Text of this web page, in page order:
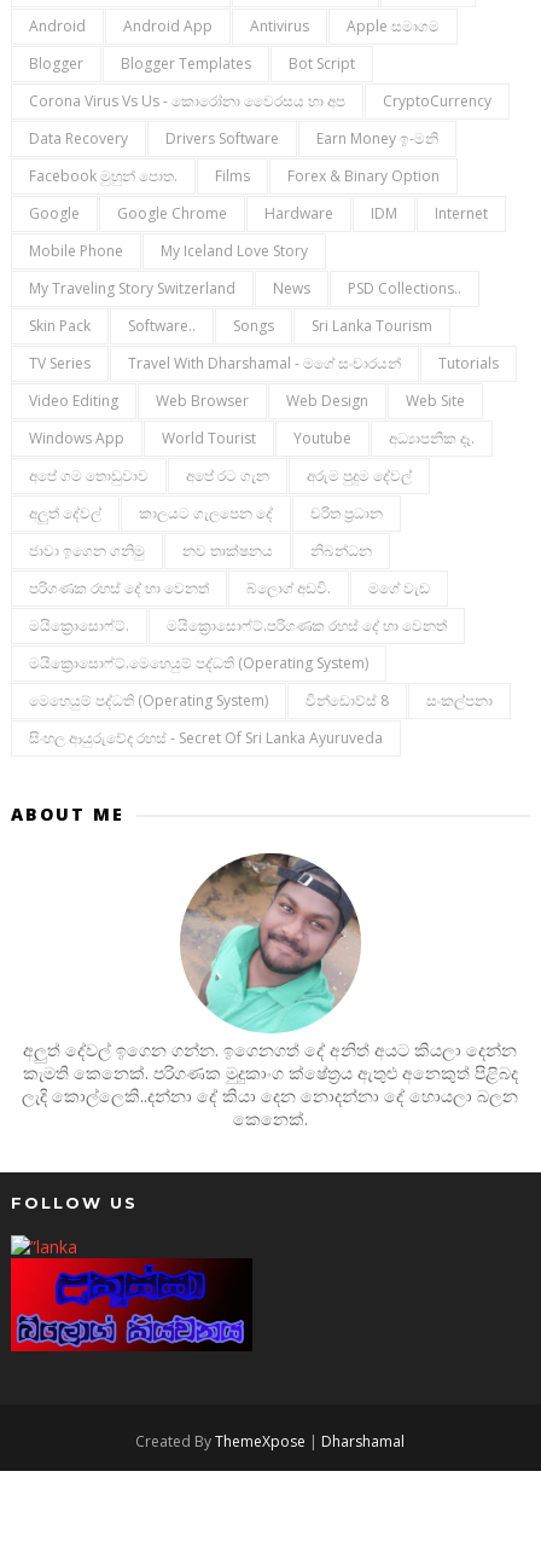
Android
Android App Antivirus
Apple සමාගම
Blogger
Blogger Templates
Bot Script
Corona Virus Vs Us - කොරෝනා වෛරසය හා අප
CryptoCurrency
Data Recovery
Drivers Software
Earn Money ඉ-මනි
Facebook මුහුන් පොත.
Films
Forex & Binary Option
Google
Google Chrome Hardware IDM
Internet
Mobile Phone
My Iceland Love Story
My Traveling Story Switzerland
News
PSD Collections..
Skin Pack
Software.. Songs
Sri Lanka Tourism
TV Series
Travel With Dharshamal - මගේ සංචාරයන්
Tutorials
Video Editing
Web Browser Web Design
Web Site
Windows App
World Tourist Youtube
අධ්‍යාපනික දෑ.
අපේ ගම තොඩුවාව
අපේ රට ගැන
අරුම පුදුම දේවල්
අලුත් දේවල්
කාලයට ගැලපෙන දේ
චරිත ප්‍රධාන
ජාවා ඉගෙන ගනිමු
නව තාක්ෂනය
නිබන්ධන
පරිගණක රහස් දේ හා වෙනත්
බ්ලොග් අඩවි.
මගේ වැඩ
මයික්‍රොසොෆ්ට්.
මයික්‍රොසොෆ්ට්.පරිගණක රහස් දේ හා වෙනත්
මයික්‍රොසොෆ්ට්.මෙහෙයුම් පද්ධති (operating System)
මෙහෙයුම් පද්ධති (operating System)
වින්ඩොව්ස් 8
සංකල්පනා
සිංහල ආයුරුවේද රහස් - Secret Of Sri Lanka Ayuruveda
ABOUT ME
අලුත් දේවල් ඉගෙන ගන්න. ඉගෙනගත් දේ අනිත් අයට කියලා දෙන්න
කැමති කෙනෙක්. පරිගණක මුදුකාංග ක්ෂේත්‍රය ඇතුළු අනෙකුත් පිළිබද
ලැදි කොල්ලෙකි..දන්නා දේ කියා දෙන නොදන්නා දේ හොයලා බලන
කෙනෙක්.
FOLLOW US
Created ByThemeXpose | Dharshamal